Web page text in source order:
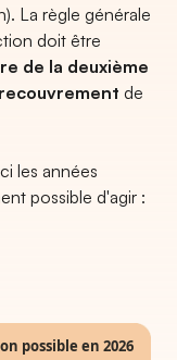
La règle générale
doit être
de la deuxième
de
les années
possible d'agir :
possible en 2026